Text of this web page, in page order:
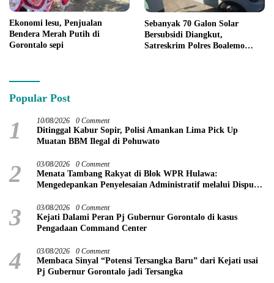
Ekonomi lesu, Penjualan
Bendera Merah Putih di
Gorontalo sepi
Sebanyak 70 Galon Solar
Bersubsidi Diangkut,
Satreskrim Polres Boalemo
Popular Post
1 10/08/2026 0 Comment
Ditinggal Kabur Sopir, Polisi Amankan Lima Pick Up
Muatan BBM Ilegal di Pohuwato
2 03/08/2026 0 Comment
Menata Tambang Rakyat di Blok WPR Hulawa:
Mengedepankan Penyelesaian Administratif melalui Dispute
3 03/08/2026 0 Comment
Kejati Dalami Peran Pj Gubernur Gorontalo di kasus
Pengadaan Command Center
4 03/08/2026 0 Comment
Membaca Sinyal “Potensi Tersangka Baru” dari Kejati usai
Pj Gubernur Gorontalo jadi Tersangka